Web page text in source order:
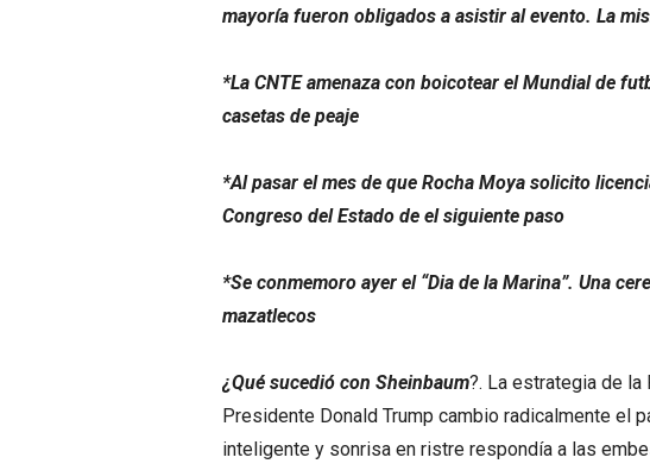
mayoría fueron obligados a asistir al evento. La
*La CNTE amenaza con boicotear el Mundial de
casetas de peaje
*Al pasar el mes de que Rocha Moya solicito
Congreso del Estado de el siguiente paso
*Se conmemoro ayer el “Dia de la Marina”. Una
mazatlecos
¿Qué sucedió con Sheinbaum?. La estrategia de la
Presidente Donald Trump cambio radicalmente el
inteligente y sonrisa en ristre respondía a las